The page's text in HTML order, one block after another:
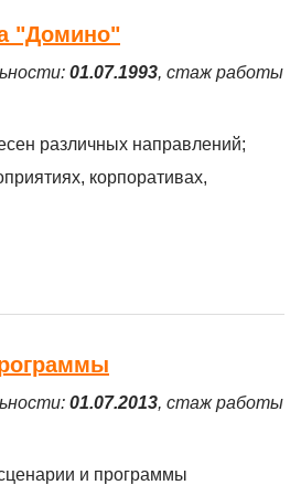
"Домино"
01.07.1993, стаж работы
различных направлений;
корпоративах,
01.07.2013, стаж работы
и программы